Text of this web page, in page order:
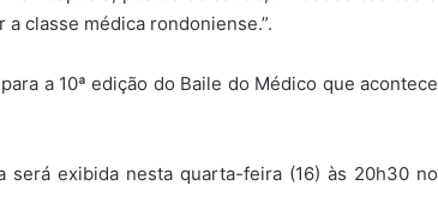
classe médica rondoniense.”.
a 10ª edição do Baile do Médico que acontece
será exibida nesta quarta-feira (16) às 20h30 no